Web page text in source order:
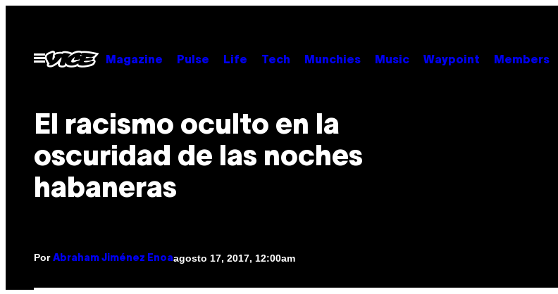
contenido
Abrir
Menú
Magazine Pulse Life Tech Munchies Music Waypoint Members
El racismo oculto en la
oscuridad de las noches
habaneras
Por Abraham Jiménez Enoaagosto 17, 2017, 12:00am